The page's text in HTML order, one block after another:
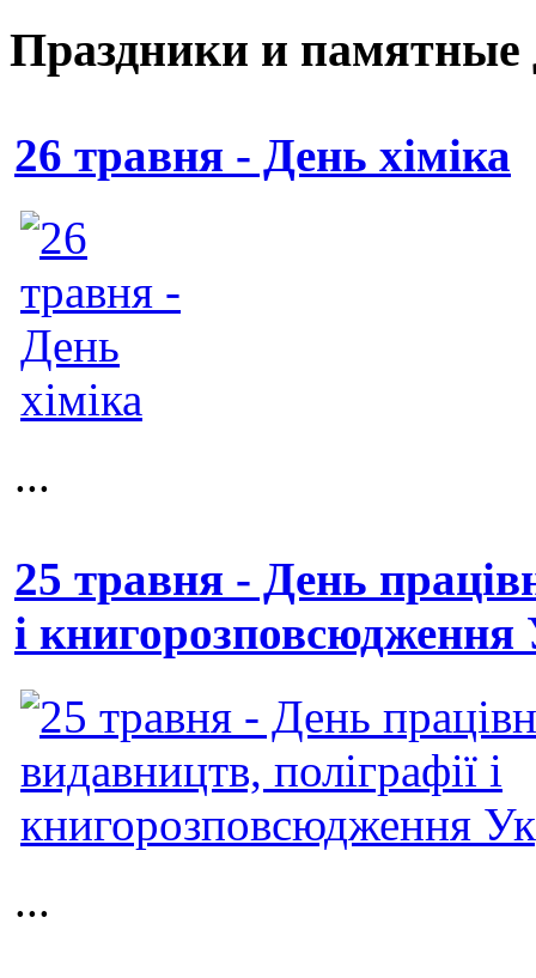
Праздники и памятные
26 травня - День хіміка
...
25 травня - День
і книгорозповсюдження
...